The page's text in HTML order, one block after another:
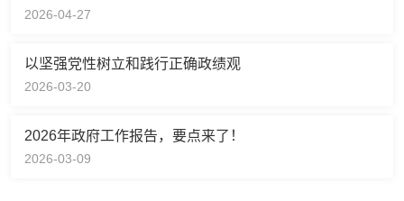
2026-04-27
以坚强党性树立和践行正确政绩观
2026-03-20
2026年政府工作报告，要点来了！
2026-03-09